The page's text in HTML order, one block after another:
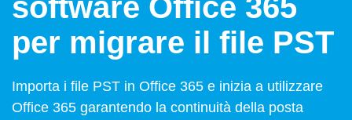
software Office 365
per migrare il file PST
Importa i file PST in Office 365 e inizia a utilizzare
Office 365 garantendo la continuità della posta